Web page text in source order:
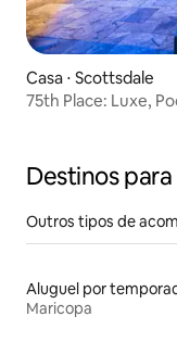
Casa ⋅ Scottsdale
75th Place: Luxe,
Destinos
Outros tipos de
Maricopa